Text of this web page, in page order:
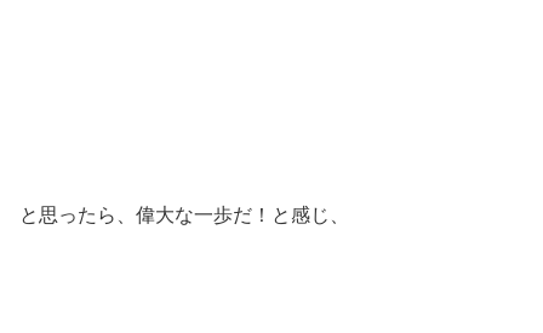
と思ったら、偉大な一歩だ！と感じ、